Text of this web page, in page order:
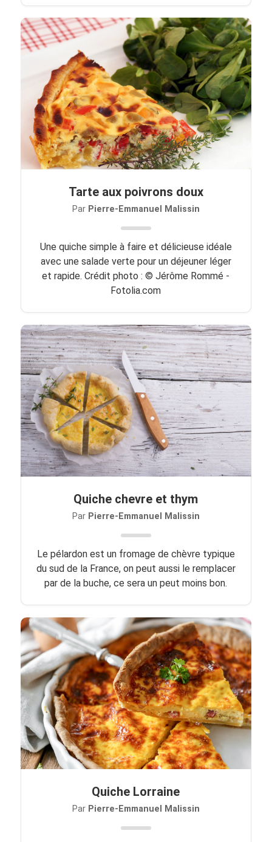
Tarte aux poivrons doux
Par Pierre-Emmanuel Malissin
Une quiche simple à faire et délicieuse idéale
avec une salade verte pour un déjeuner léger
et rapide. Crédit photo : © Jérôme Rommé -
Fotolia.com
Quiche chevre et thym
Par Pierre-Emmanuel Malissin
Le pélardon est un fromage de chèvre typique
du sud de la France, on peut aussi le remplacer
par de la buche, ce sera un peut moins bon.
Quiche Lorraine
Par Pierre-Emmanuel Malissin